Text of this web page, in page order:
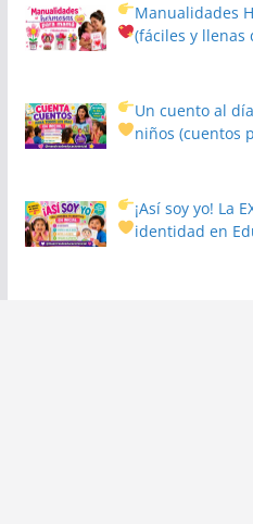
Manualidades
(fáciles y llenas
Un cuento al
niños(cuentos
¡Así soy yo! La
identidad en